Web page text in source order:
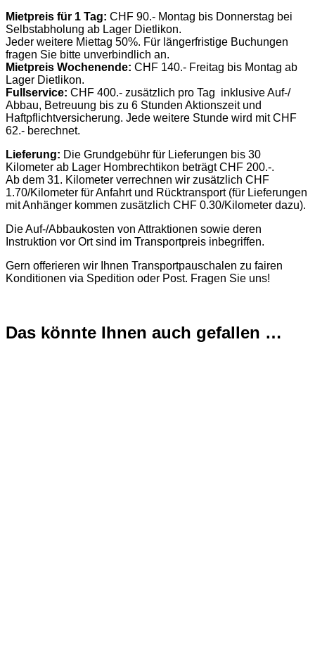
Mietpreis für 1 Tag: CHF 90.- Montag bis Donnerstag bei
Selbstabholung ab Lager Dietlikon.
Jeder weitere Miettag 50%. Für längerfristige Buchungen
fragen Sie bitte unverbindlich an.
Mietpreis Wochenende: CHF 140.- Freitag bis Montag ab
Lager Dietlikon.
Fullservice: CHF 400.- zusätzlich pro Tag inklusive Auf-/
Abbau, Betreuung bis zu 6 Stunden Aktionszeit und
Haftpflichtversicherung. Jede weitere Stunde wird mit CHF
62.- berechnet.
Lieferung: Die Grundgebühr für Lieferungen bis 30
Kilometer ab Lager Hombrechtikon beträgt CHF 200.-.
Ab dem 31. Kilometer verrechnen wir zusätzlich CHF
1.70/Kilometer für Anfahrt und Rücktransport (für Lieferungen
mit Anhänger kommen zusätzlich CHF 0.30/Kilometer dazu).
Die Auf-/Abbaukosten von Attraktionen sowie deren
Instruktion vor Ort sind im Transportpreis inbegriffen.
Gern offerieren wir Ihnen Transportpauschalen zu fairen
Konditionen via Spedition oder Post. Fragen Sie uns!
Das könnte Ihnen auch gefallen …